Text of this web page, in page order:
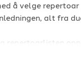
å velge
alt fra
repertoarlisten